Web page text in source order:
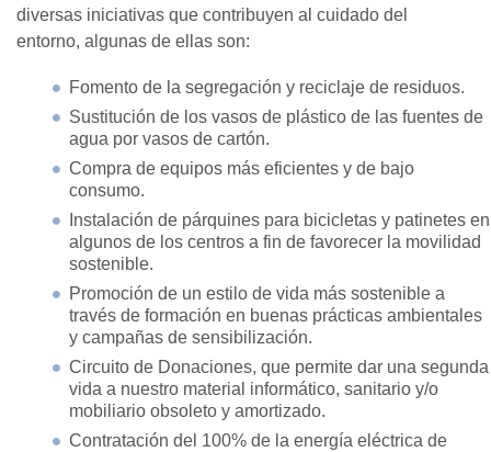
diversas iniciativas que contribuyen al cuidado del
entorno, algunas de ellas son:
Fomento de la segregación y reciclaje de residuos.
Sustitución de los vasos de plástico de las fuentes de
agua por vasos de cartón.
Compra de equipos más eficientes y de bajo
consumo.
Instalación de párquines para bicicletas y patinetes en
algunos de los centros a fin de favorecer la movilidad
sostenible.
Promoción de un estilo de vida más sostenible a
través de formación en buenas prácticas ambientales
y campañas de sensibilización.
Circuito de Donaciones, que permite dar una segunda
vida a nuestro material informático, sanitario y/o
mobiliario obsoleto y amortizado.
Contratación del 100% de la energía eléctrica de